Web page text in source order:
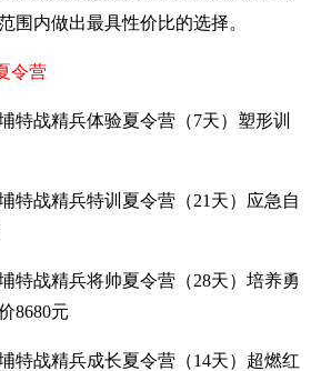
围内做出最具性价比的选择。
令营
特战精兵体验夏令营（7天）塑形训
特战精兵特训夏令营（21天）应急自
特战精兵将帅夏令营（28天）培养勇
8680元
特战精兵成长夏令营（14天）超燃红